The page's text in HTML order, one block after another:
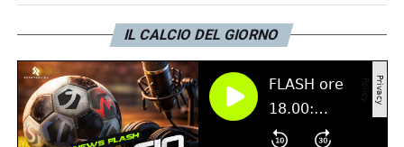
felsinei proveranno a materializzare questa
prima volta, ma la voglia di Champions della
Juve dovrà essere sufficiente a rispedire al
mittente questo intento.
IL CALCIO DEL GIORNO